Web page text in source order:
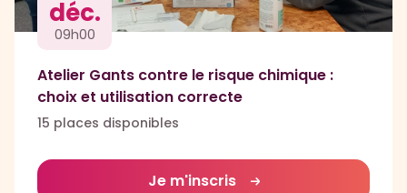
déc.
09h00
Atelier Gants contre le risque chimique :
choix et utilisation correcte
15 places disponibles
Je m'inscris